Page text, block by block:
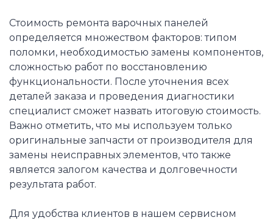
Стоимость ремонта варочных панелей
определяется множеством факторов: типом
поломки, необходимостью замены компонентов,
сложностью работ по восстановлению
функциональности. После уточнения всех
деталей заказа и проведения диагностики
специалист сможет назвать итоговую стоимость.
Важно отметить, что мы используем только
оригинальные запчасти от производителя для
замены неисправных элементов, что также
является залогом качества и долговечности
результата работ.
Для удобства клиентов в нашем сервисном